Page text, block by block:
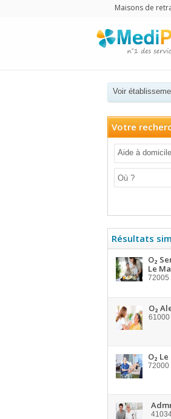
Maisons de
Voir
Votre
Aide à domicile
Résultats
O₂
Le
72005
O₂
61000
O₂
72000